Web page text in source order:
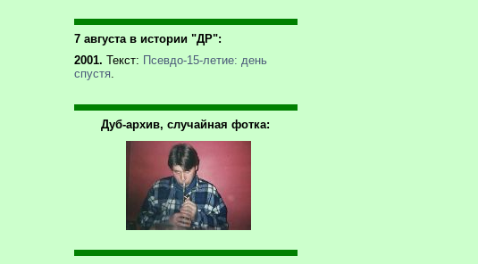
7 августа в истории "ДР":
2001. Текст: Псевдо-15-летие: день
спустя.
Дуб-архив, случайная фотка: